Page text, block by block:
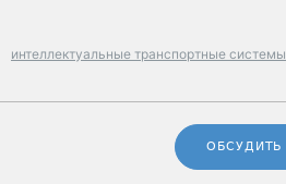
интеллектуальные транспортные системы
ОБСУДИТЬ